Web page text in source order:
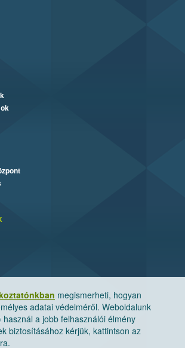
megismerheti, hogyan
adatai védelméről. Weboldalunk
a jobb felhasználói élmény
biztosításához kérjük, kattintson az